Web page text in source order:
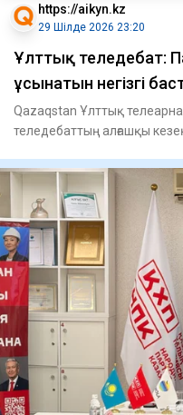
https://aikyn.kz
29 Шілде 2026 23:20
Ұлттық теледебат:
ұсынатын негізгі
Qazaqstan Ұлттық
теледебаттың алғашқы